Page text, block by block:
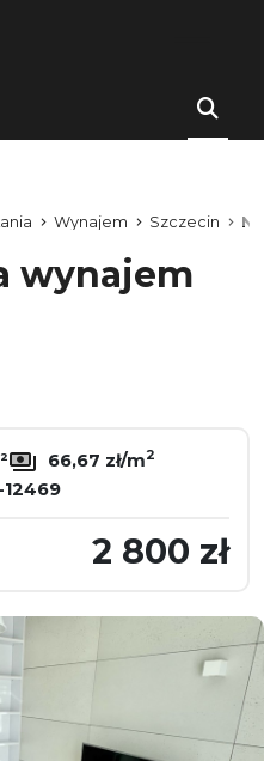
Wynajem Szczecin
wynajem
66,67 zł/m2
12469
2 800 zł